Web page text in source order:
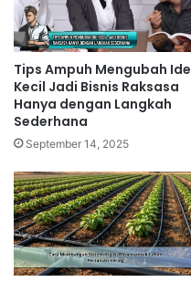
Tips Ampuh Mengubah Ide
Kecil Jadi Bisnis Raksasa
Hanya dengan Langkah
Sederhana
September 14, 2025